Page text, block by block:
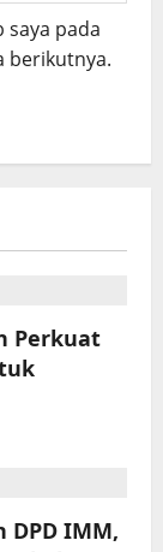
saya pada
berikutnya.
Perkuat
IMM,